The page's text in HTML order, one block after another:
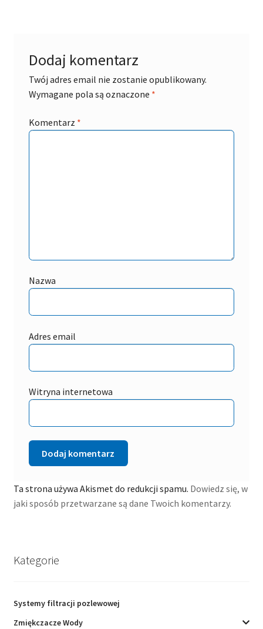
Dodaj komentarz
Twój adres email nie zostanie opublikowany.
Wymagane pola są oznaczone *
Komentarz *
Nazwa
Adres email
Witryna internetowa
Ta strona używa Akismet do redukcji spamu. Dowiedz się, w
jaki sposób przetwarzane są dane Twoich komentarzy.
Kategorie
Systemy filtracji pozlewowej
Zmiękczacze Wody